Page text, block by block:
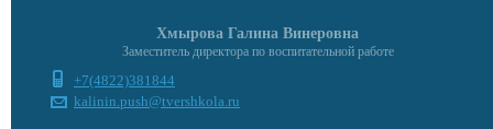
Хмырова Галина Винеровна
Заместитель директора по воспитательной работе
+7(4822)381844
kalinin.push@tvershkola.ru